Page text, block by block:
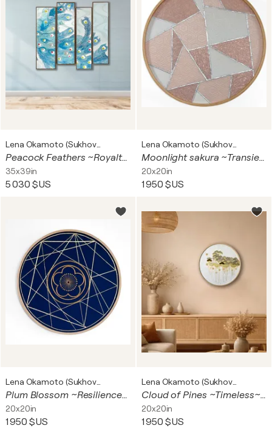
Peacock Feathers ~Royalty~/ KIMONO Upcycled
35x39in
5 030 $US
Moonlight sakura ~Transience~ III/ KIMONO Upcycled
20x20in
1 950 $US
Plum Blossom ~Resilience~/ KIMONO Upcycled
20x20in
1 950 $US
Cloud of Pines ~Timeless~/ KIMONO Upcycled
20x20in
1 950 $US